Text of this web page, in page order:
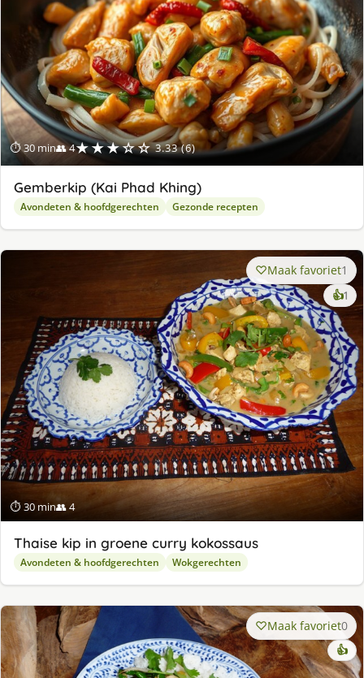
⏱ 30 min👥 4★★★☆☆ 3.33 (6)
Gemberkip (Kai Phad Khing)
Avondeten & hoofdgerechten Gezonde recepten
⏱ 30 min👥 4
Maak favoriet1
👍1
Thaise kip in groene curry kokossaus
Avondeten & hoofdgerechten Wokgerechten
Maak favoriet0
👍